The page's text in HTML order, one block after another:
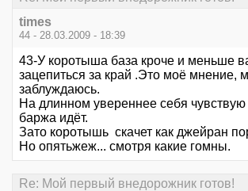
times
44 - 28.03.2009 - 18:39
43-У коротыша база кроче и меньше
зацепиться за край .Это моё мнение,
заблуждаюсь.
На длинном увереннее себя чувствую
баржа идёт.
Зато коротышь скачет как джейран
Но опятьжеж... смотря какие гомны.
Re: Мой первый внедорожник готов!